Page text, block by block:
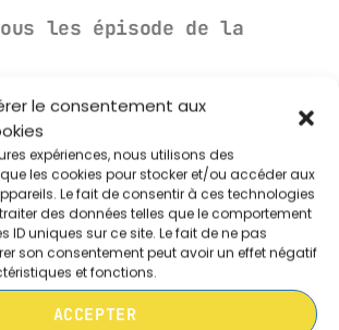
le consentement aux
expériences, nous utilisons des
les cookies pour stocker et/ou accéder aux
Le fait de consentir à ces technologies
des données telles que le comportement
ID uniques sur ce site. Le fait de ne pas
son consentement peut avoir un effet négatif
et fonctions.
ACCEPTER
EN DIRECT
- 14:00
les épisode de la
INFINI DU 160626
INFINI DU 020626
INFINI DU 190526